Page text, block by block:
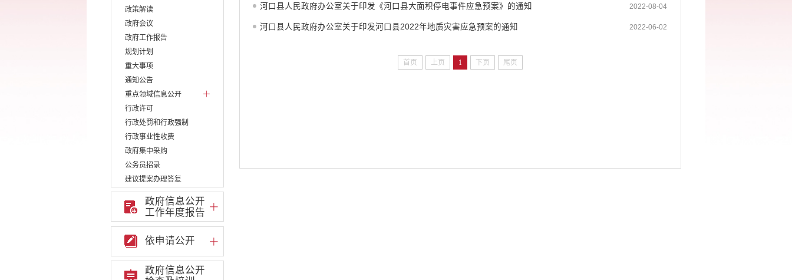
政策解读
政府会议
政府工作报告
规划计划
重大事项
通知公告
重点领域信息公开
行政许可
行政处罚和行政强制
行政事业性收费
政府集中采购
公务员招录
建议提案办理答复
减税降费
重大决策
财政资金直达基层
维稳就业
乡村振兴
养老服务
生态环境
政府信息公开
工作年度报告
依申请公开
政府信息公开
河口县人民政府办公室关于印发《河口县大面积停电事件应急预案》的通知 2022-08-04
河口县人民政府办公室关于印发河口县2022年地质灾害应急预案的通知 2022-06-02
首页 上页 1 下页 尾页